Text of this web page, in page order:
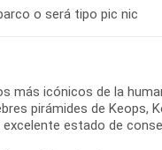
o será tipo pic nic
más icónicos de la
pirámides de Keops,
estado de